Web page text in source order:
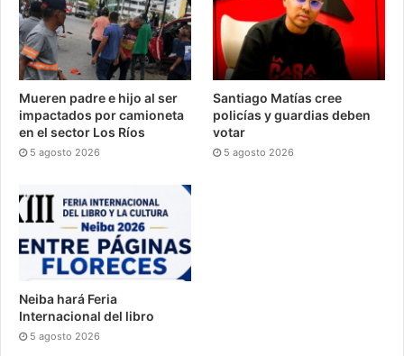
Mueren padre e hijo al ser
impactados por camioneta
en el sector Los Ríos
5 agosto 2026
Santiago Matías cree
policías y guardias deben
votar
5 agosto 2026
Neiba hará Feria
Internacional del libro
5 agosto 2026